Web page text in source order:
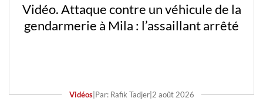
Vidéo. Attaque contre un véhicule de la
gendarmerie à Mila : l’assaillant arrêté
Vidéos| Par: Rafik Tadjer| 2 août 2026